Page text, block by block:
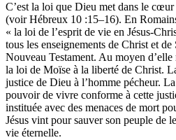
C’est la loi que Dieu met dans le cœur
(voir Hébreux 10 :15–16). En
« la loi de l’esprit de vie en Jésus-
tous les enseignements de Christ et de
Nouveau Testament. Au moyen
la loi de Moïse à la liberté de Christ.
justice de Dieu à l’homme pécheur.
pouvoir de vivre conforme à cette
instituée avec des menaces de mort
Jésus vint pour sauver son peuple de
vie éternelle.